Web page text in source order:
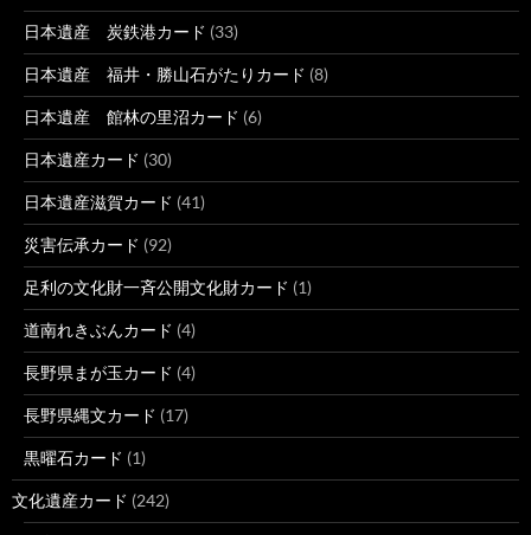
日本遺産 炭鉄港カード (33)
日本遺産 福井・勝山石がたりカード (8)
日本遺産 館林の里沼カード (6)
日本遺産カード (30)
日本遺産滋賀カード (41)
災害伝承カード (92)
足利の文化財一斉公開文化財カード (1)
道南れきぶんカード (4)
長野県まが玉カード (4)
長野県縄文カード (17)
黒曜石カード (1)
文化遺産カード (242)